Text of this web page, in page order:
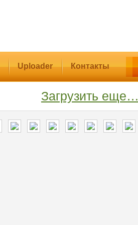
Uploader Контакты
Загрузить еще…